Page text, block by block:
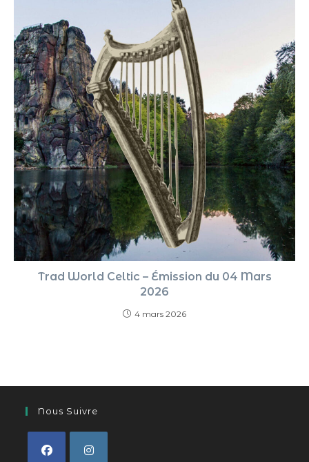
Trad World Celtic – Émission du 04 Mars
2026
4 mars 2026
Nous Suivre